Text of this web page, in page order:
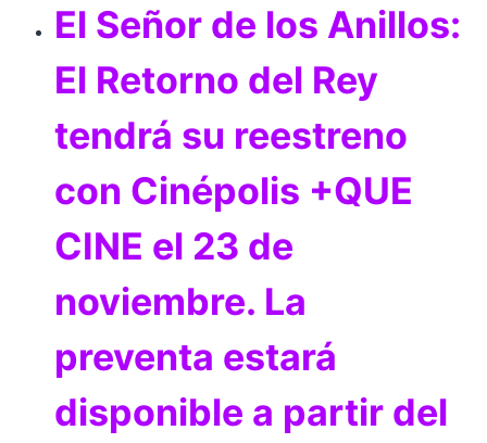
El Señor de los Anillos:
El Retorno del Rey
tendrá su reestreno
con Cinépolis +QUE
CINE el 23 de
noviembre. La
preventa estará
disponible a partir del